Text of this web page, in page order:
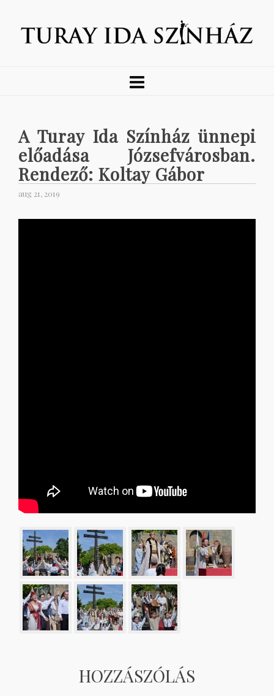
A Turay Ida Színház ünnepi
előadása Józsefvárosban.
Rendező: Koltay Gábor
aug 21, 2019
HOZZÁSZÓLÁS